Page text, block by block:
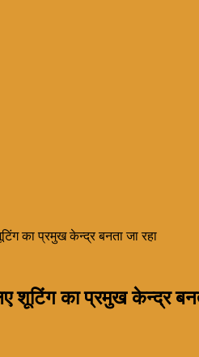
का प्रमुख केन्द्र बनता जा रहा
शूटिंग का प्रमुख केन्द्र